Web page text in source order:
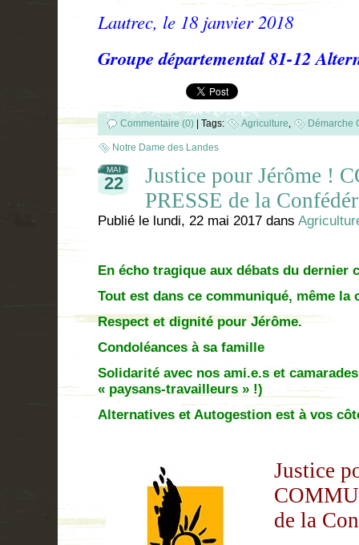
Lautrec, le 18 janvier 2018
Groupe départemental 81-12
Commentaire (0) Tags: Agriculture, Démarche
Notre Dame des Landes
MAI
22
Justice pour Jérôme !
PRESSE de la
Publié le lundi, 22 mai 2017 dans
En écho tragique aux débats du dernier
Tout est dans ce communiqué, même la
Respect et dignité pour Jérôme.
Condoléances à sa famille
Solidarité avec nos ami.e.s et
« paysans-travailleurs » !)
Alternatives et Autogestion est à vos
Justice
de la